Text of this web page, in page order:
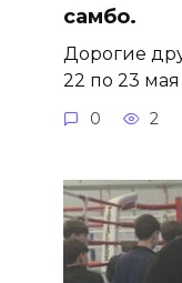
самбо.
Дорогие
22 по 23 мая
0 2